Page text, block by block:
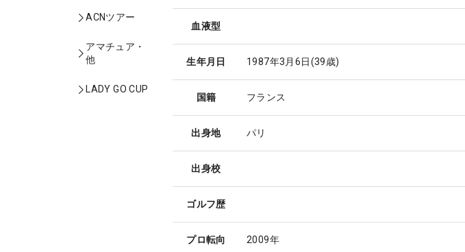
ACNツアー
アマチュア・
他
LADY GO CUP
血液型
生年月日 1987年3月6日(39歳)
国籍 フランス
出身地 パリ
出身校
ゴルフ歴
プロ転向 2009年